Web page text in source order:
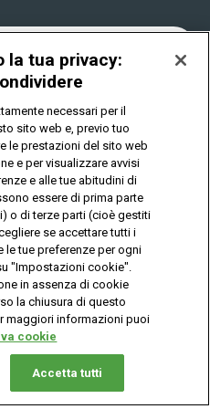
E PUÒ CAUSARE
PATOLOGICA
- P.I. 02433760135
Cookies
Mappa
del
la tua privacy:
necessari per il
sito web e, previo tuo
le prestazioni del sito web
e per visualizzare avvisi
e alle tue abitudini di
essere di prima parte
o di terze parti (cioè gestiti
se accettare tutti i
tue preferenze per ogni
"Impostazioni cookie".
in assenza di cookie
la chiusura di questo
maggiori informazioni puoi
cookie
Accetta tutti